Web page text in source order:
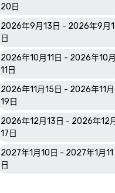
20日
2026年9月13日 - 2026年9月
日
2026年10月11日 - 2026年10月
11日
2026年11月15日 - 2026年11月
19日
2026年12月13日 - 2026年12
17日
2027年1月10日 - 2027年1月11
日